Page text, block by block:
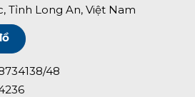
Tỉnh Long An, Việt Nam
48